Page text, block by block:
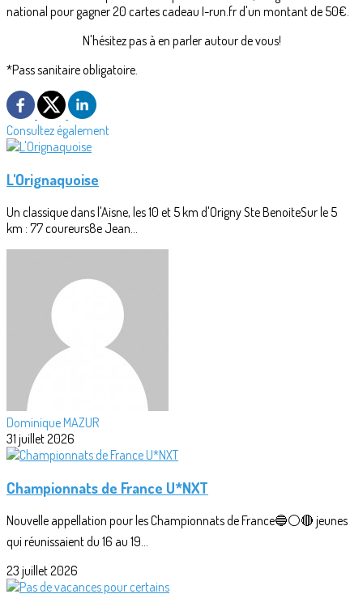
national pour gagner 20 cartes cadeau I-run.fr d'un montant de 50€.
N'hésitez pas à en parler autour de vous!
*Pass sanitaire obligatoire.
Consultez également
L'Orignaquoise
Un classique dans l'Aisne, les 10 et 5 km d'Origny Ste BenoiteSur le 5
km : 77 coureurs8e Jean...
Dominique MAZUR
31 juillet 2026
Championnats de France U*NXT
Nouvelle appellation pour les Championnats de France🔵⚪🔴 jeunes
qui réunissaient du 16 au 19...
23 juillet 2026